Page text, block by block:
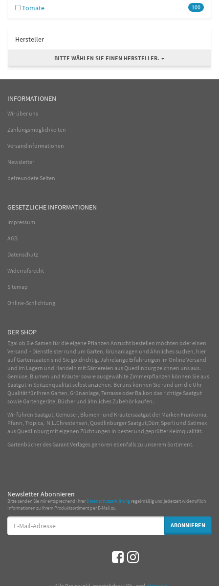
100
Tomate
Hersteller
BITTE WÄHLEN SIE EINEN HERSTELLER.
INFORMATIONEN
Wir über uns
Zahlungsmöglichkeiten
Versandinformationen
Newsletter
befreundete Seiten
GESETZLICHE INFORMATIONEN
Impressum
AGB
Datenschutz
Widerrufsrecht
Sitemap
Online-Schlichtung
DER SHOP
Egal ob Sie Samen für die eigene Pflanzen Anzucht bestellen möchten oder einen
Versand - Dienstleister rund um Garten, Grünanlagen und Ähnliches suchen, hier
auf Gartensaaten sind Sie goldrichtig. Jahrelange Erfahrungen im OnlineVersand
und im Lagern und Handeln mit Sämereien aus Quedlinburg zeichnen uns aus.
Gemüse, Blumen und Kräuter sowie ausgewählteZimmerpflanzen können Sie aus
Saatgut in Spitzenqualität selbst anziehen. Bei uns können Sie rund um die Uhr
Qualität für Ihren Garten, Grünanlage, Terrasse oder Balkon das richtige Saatgut
sowie Gartengeräte, Bücher und ähnliches Zubehör kaufen.
Wir führen Saatgut, Gemüse-, Blumen- und Kräutersaatgut der Marken Frankonia,
Pfann, Tropica, N.L.Chrestensen, Quedlinburger Saatgut,Dürr, Sperli und Satimex
aus Quedlinburg mit eigenen Züchtungen in bester und geprüfter Keimqualität.
Gartenbücher des Garant Verlages gehören ebenfalls zu unserem Sortiment.
Newsletter Abonnieren
Bitte senden Sie mir entsprechend IhrerDatenschutzerklärung regelmäßig und jederzeit widerruflich
Informationen zu Ihrem Produktsortiment per E-Mail zu.
E-
Mail-
Adresse
ABONNIEREN